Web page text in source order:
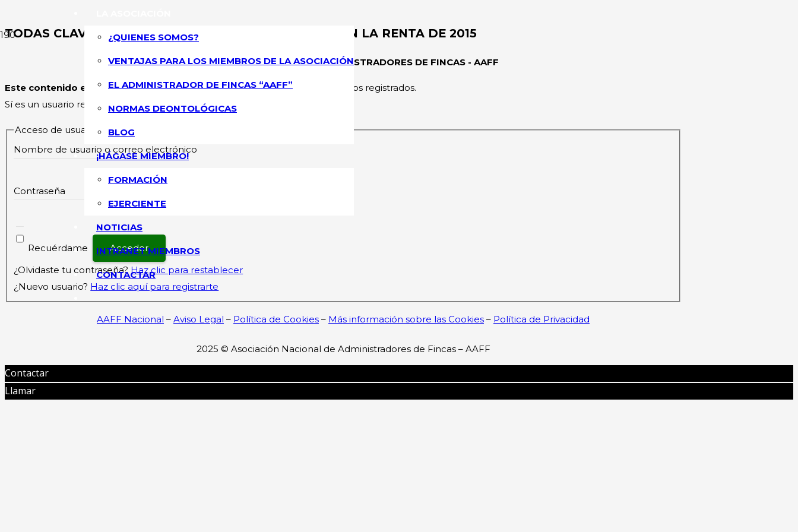
¿QUIENES SOMOS?
VENTAJAS PARA LOS MIEMBROS DE LA ASOCIACIÓN
EL ADMINISTRADOR DE FINCAS “AAFF”
NORMAS DEONTOLÓGICAS
BLOG
¡HÁGASE MIEMBRO!
FORMACIÓN
EJERCIENTE
NOTICIAS
INTRANET MIEMBROS
CONTACTAR
TODAS CLAVES SOBRE CÓMO TRIBUTA LA VIVIENDA EN LA RENTA DE 2015
ASOCIACIÓN NACIONAL DE ADMINISTRADORES DE FINCAS - AAFF
Este contenido esta restringidoy su acceso solo está permitido a los usuarios registrados.
Sí es un usuario registrado, por favor inicie sesión.
Acceso de usuarios existentes
Nombre de usuario o correo electrónico
Contraseña
Recuérdame
¿Olvidaste tu contraseña? Haz clic para restablecer
¿Nuevo usuario? Haz clic aquí para registrarte
AAFF Nacional – Aviso Legal – Política de Cookies – Más información sobre las Cookies – Política de Privacidad
2025 © Asociación Nacional de Administradores de Fincas – AAFF
Contactar
Llamar